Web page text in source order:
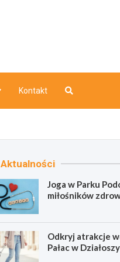
Kontakt
Aktualności
Joga w Parku
miłośników
Odkryj atrakcje
Pałac w